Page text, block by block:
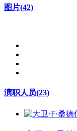
图片(42)
演职人员(23)